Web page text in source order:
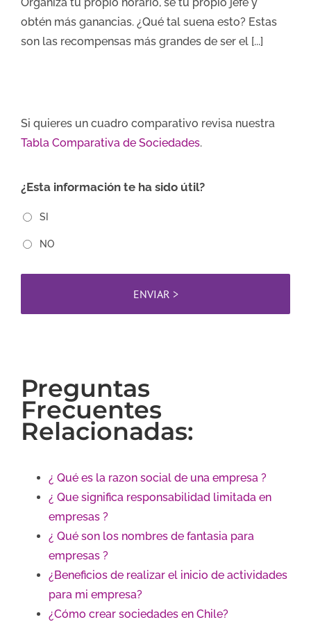
obtén más ganancias. ¿Qué tal suena esto? Estas
son las recompensas más grandes de ser el [...]
Si quieres un cuadro comparativo revisa nuestra
Tabla Comparativa de Sociedades.
¿Esta información te ha sido útil?
SI
NO
Preguntas
Frecuentes
Relacionadas:
¿ Qué es la razon social de una empresa ?
¿ Que significa responsabilidad limitada en
empresas ?
¿ Qué son los nombres de fantasia para
empresas ?
¿Beneficios de realizar el inicio de actividades
para mi empresa?
¿Cómo crear sociedades en Chile?